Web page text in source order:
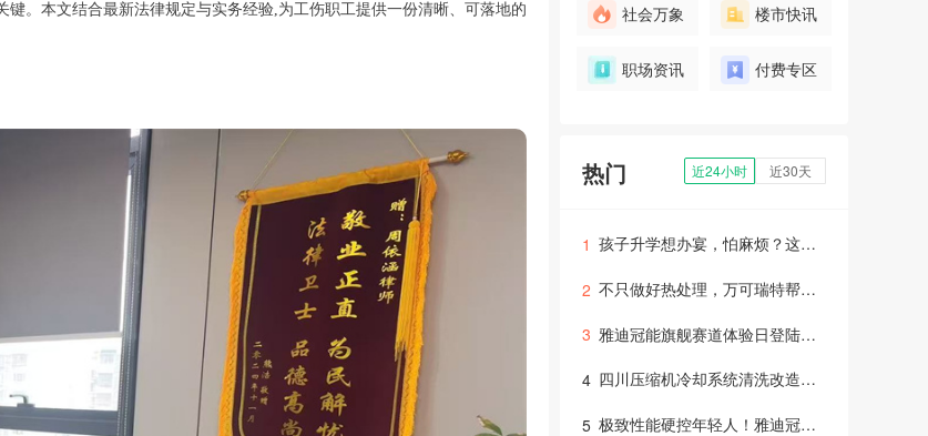
。本文结合最新法律规定与实务经验,为工伤职工提供一份清晰、可落地的 社会万象 楼市快讯
职场资讯 付费专区
热门 近24小时 近30天
1 孩子升学想办宴，怕麻烦？这份省心筹备攻略请收好！
2 不只做好热处理，万可瑞特帮你打通整条制造链！
3 雅迪冠能旗舰赛道体验日登陆成都，硬核科技“智取”年轻用户
4 四川压缩机冷却系统清洗改造：高效运行与维保指南
5 极致性能硬控年轻人！雅迪冠能旗舰新品赛道试炼交出“满分答卷”